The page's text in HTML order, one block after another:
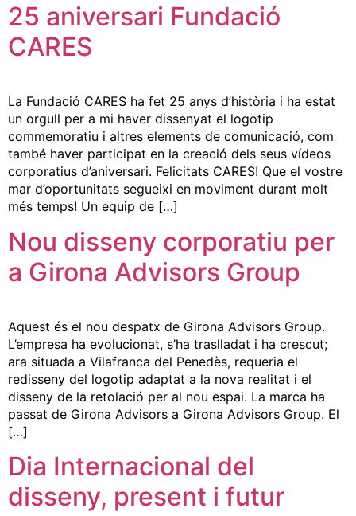
25 aniversari Fundació
CARES
La Fundació CARES ha fet 25 anys d’història i ha estat
un orgull per a mi haver dissenyat el logotip
commemoratiu i altres elements de comunicació, com
també haver participat en la creació dels seus vídeos
corporatius d’aniversari. Felicitats CARES! Que el vostre
mar d’oportunitats segueixi en moviment durant molt
més temps! Un equip de […]
Nou disseny corporatiu per
a Girona Advisors Group
Aquest és el nou despatx de Girona Advisors Group.
L’empresa ha evolucionat, s’ha traslladat i ha crescut;
ara situada a Vilafranca del Penedès, requeria el
redisseny del logotip adaptat a la nova realitat i el
disseny de la retolació per al nou espai. La marca ha
passat de Girona Advisors a Girona Advisors Group. El
[…]
Dia Internacional del
disseny, present i futur